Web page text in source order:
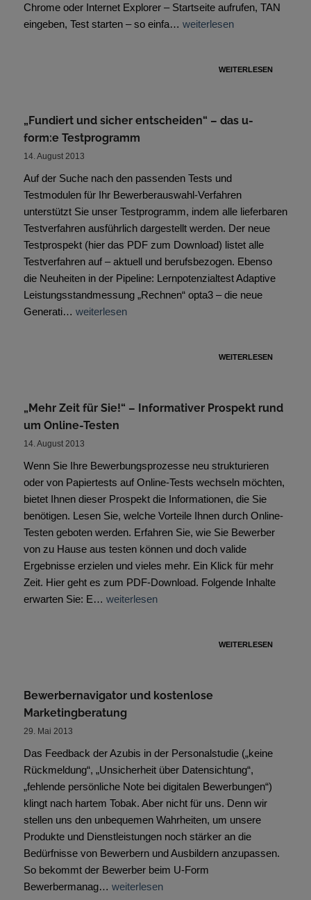
Chrome oder Internet Explorer – Startseite aufrufen, TAN
eingeben, Test starten – so einfa… weiterlesen
WEITERLESEN
„Fundiert und sicher entscheiden“ – das u-
form:e Testprogramm
14. August 2013
Auf der Suche nach den passenden Tests und
Testmodulen für Ihr Bewerberauswahl-Verfahren
unterstützt Sie unser Testprogramm, indem alle lieferbaren
Testverfahren ausführlich dargestellt werden. Der neue
Testprospekt (hier das PDF zum Download) listet alle
Testverfahren auf – aktuell und berufsbezogen. Ebenso
die Neuheiten in der Pipeline: Lernpotenzialtest Adaptive
Leistungsstandmessung „Rechnen“ opta3 – die neue
Generati… weiterlesen
WEITERLESEN
„Mehr Zeit für Sie!“ – Informativer Prospekt rund
um Online-Testen
14. August 2013
Wenn Sie Ihre Bewerbungsprozesse neu strukturieren
oder von Papiertests auf Online-Tests wechseln möchten,
bietet Ihnen dieser Prospekt die Informationen, die Sie
benötigen. Lesen Sie, welche Vorteile Ihnen durch Online-
Testen geboten werden. Erfahren Sie, wie Sie Bewerber
von zu Hause aus testen können und doch valide
Ergebnisse erzielen und vieles mehr. Ein Klick für mehr
Zeit. Hier geht es zum PDF-Download. Folgende Inhalte
erwarten Sie: E… weiterlesen
WEITERLESEN
Bewerbernavigator und kostenlose
Marketingberatung
29. Mai 2013
Das Feedback der Azubis in der Personalstudie („keine
Rückmeldung“, „Unsicherheit über Datensichtung“,
„fehlende persönliche Note bei digitalen Bewerbungen“)
klingt nach hartem Tobak. Aber nicht für uns. Denn wir
stellen uns den unbequemen Wahrheiten, um unsere
Produkte und Dienstleistungen noch stärker an die
Bedürfnisse von Bewerbern und Ausbildern anzupassen.
So bekommt der Bewerber beim U-Form
Bewerbermanag… weiterlesen